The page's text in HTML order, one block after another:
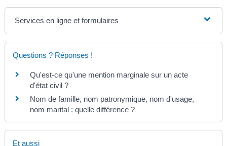
Services en ligne et formulaires
Questions ? Réponses !
Qu'est-ce qu'une mention marginale sur un acte
d'état civil ?
Nom de famille, nom patronymique, nom d'usage,
nom marital : quelle différence ?
Et aussi